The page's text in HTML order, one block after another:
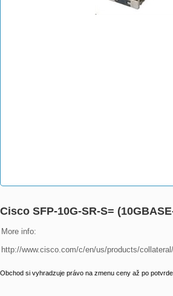
Cisco SFP-10G-SR-S=
More info:
http://www.cisco.com/c/en/us/products/
Obchod si vyhradzuje právo na zmenu ceny až po